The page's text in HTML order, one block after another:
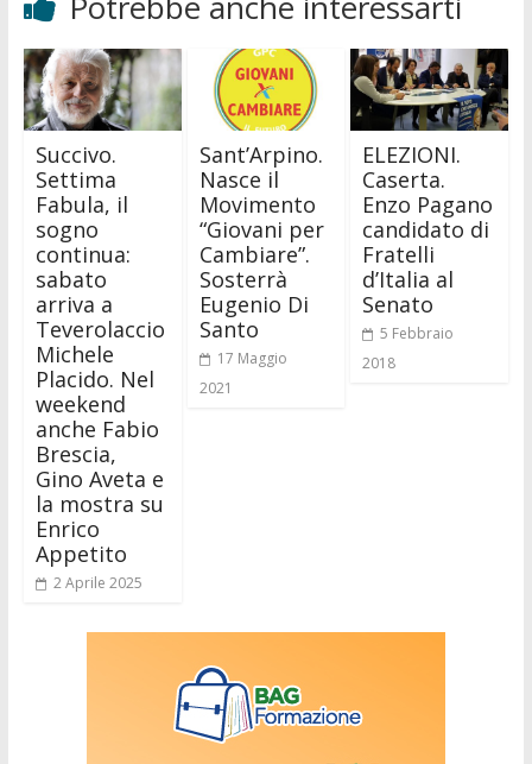
Succivo.
Settima
Fabula, il
sogno
continua:
sabato
arriva a
Teverolaccio
Michele
Placido. Nel
weekend
anche Fabio
Brescia,
Gino Aveta e
la mostra su
Enrico
Appetito
2 Aprile 2025
Sant’Arpino.
Nasce il
Movimento
“Giovani per
Cambiare”.
Sosterrà
Eugenio Di
Santo
17 Maggio
2021
ELEZIONI.
Caserta.
Enzo Pagano
candidato di
Fratelli
d’Italia al
Senato
5 Febbraio
2018